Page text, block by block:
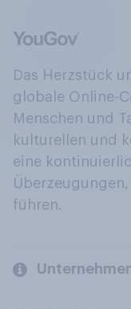
Das Herzstück
globale Online-
Menschen und
kulturellen und
eine
führen.